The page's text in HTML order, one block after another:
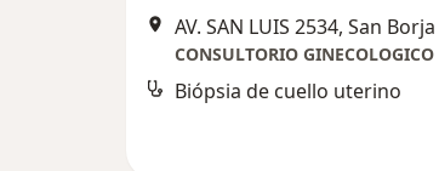
AV. SAN LUIS 2534, San Borja
CONSULTORIO
Biópsia de cuello uterino